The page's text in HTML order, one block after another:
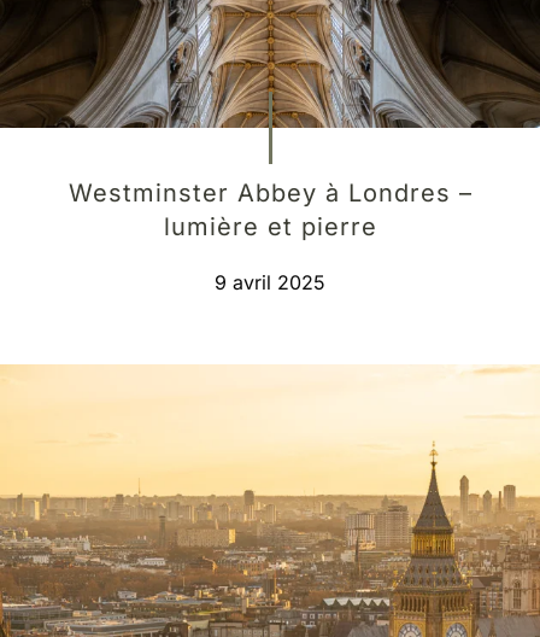
Westminster Abbey à Londres –
lumière et pierre
9 avril 2025